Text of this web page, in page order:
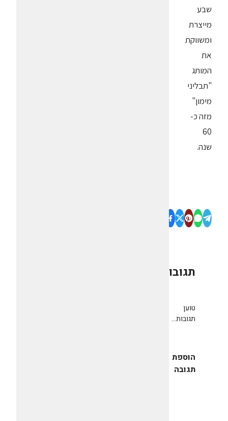
שבע
מייצרת
ומשווקת
את
המותג
"תבליני
מימון"
מזה כ-
60
שנה.
תגובות
טוען
תגובות...
הוספת
תגובה